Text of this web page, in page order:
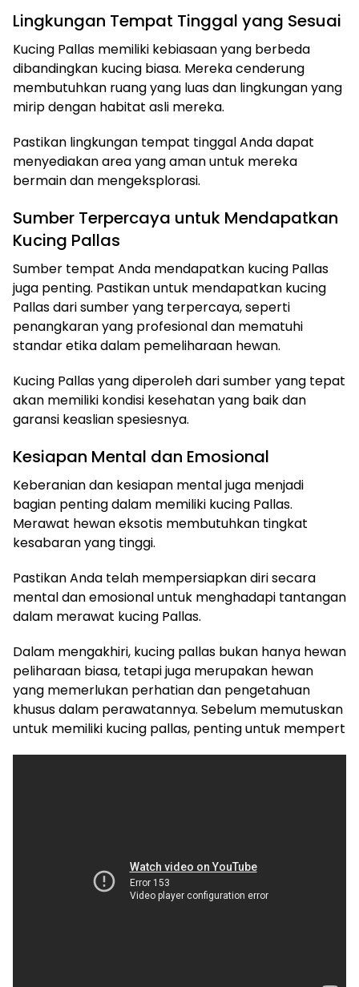
Lingkungan Tempat Tinggal yang Sesuai
Kucing Pallas memiliki kebiasaan yang berbeda
dibandingkan kucing biasa. Mereka cenderung
membutuhkan ruang yang luas dan lingkungan yang
mirip dengan habitat asli mereka.
Pastikan lingkungan tempat tinggal Anda dapat
menyediakan area yang aman untuk mereka
bermain dan mengeksplorasi.
Sumber Terpercaya untuk Mendapatkan
Kucing Pallas
Sumber tempat Anda mendapatkan kucing Pallas
juga penting. Pastikan untuk mendapatkan kucing
Pallas dari sumber yang terpercaya, seperti
penangkaran yang profesional dan mematuhi
standar etika dalam pemeliharaan hewan.
Kucing Pallas yang diperoleh dari sumber yang tepat
akan memiliki kondisi kesehatan yang baik dan
garansi keaslian spesiesnya.
Kesiapan Mental dan Emosional
Keberanian dan kesiapan mental juga menjadi
bagian penting dalam memiliki kucing Pallas.
Merawat hewan eksotis membutuhkan tingkat
kesabaran yang tinggi.
Pastikan Anda telah mempersiapkan diri secara
mental dan emosional untuk menghadapi tantangan
dalam merawat kucing Pallas.
Dalam mengakhiri, kucing pallas bukan hanya hewan
peliharaan biasa, tetapi juga merupakan hewan
yang memerlukan perhatian dan pengetahuan
khusus dalam perawatannya. Sebelum memutuskan
untuk memiliki kucing pallas, penting untuk mempert